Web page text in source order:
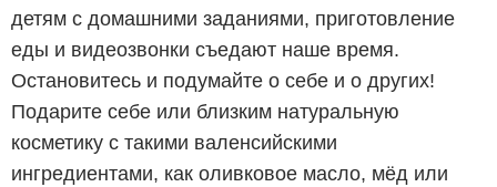
детям с домашними заданиями, приготовление
еды и видеозвонки съедают наше время.
Остановитесь и подумайте о себе и о других!
Подарите себе или близким натуральную
косметику с такими валенсийскими
ингредиентами, как оливковое масло, мёд или